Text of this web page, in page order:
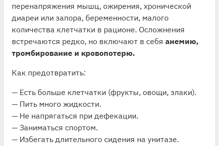
перенапряжения мышц, ожирения, хронической
диареи или запора, беременности, малого
количества клетчатки в рационе. Осложнения
встречаются редко, но включают в себя анемию,
тромбирование и кровопотерю.
Как предотвратить:
— Есть больше клетчатки (фрукты, овощи, злаки).
— Пить много жидкости.
— Не напрягаться при дефекации.
— Заниматься спортом.
— Избегать длительного сидения на унитазе.